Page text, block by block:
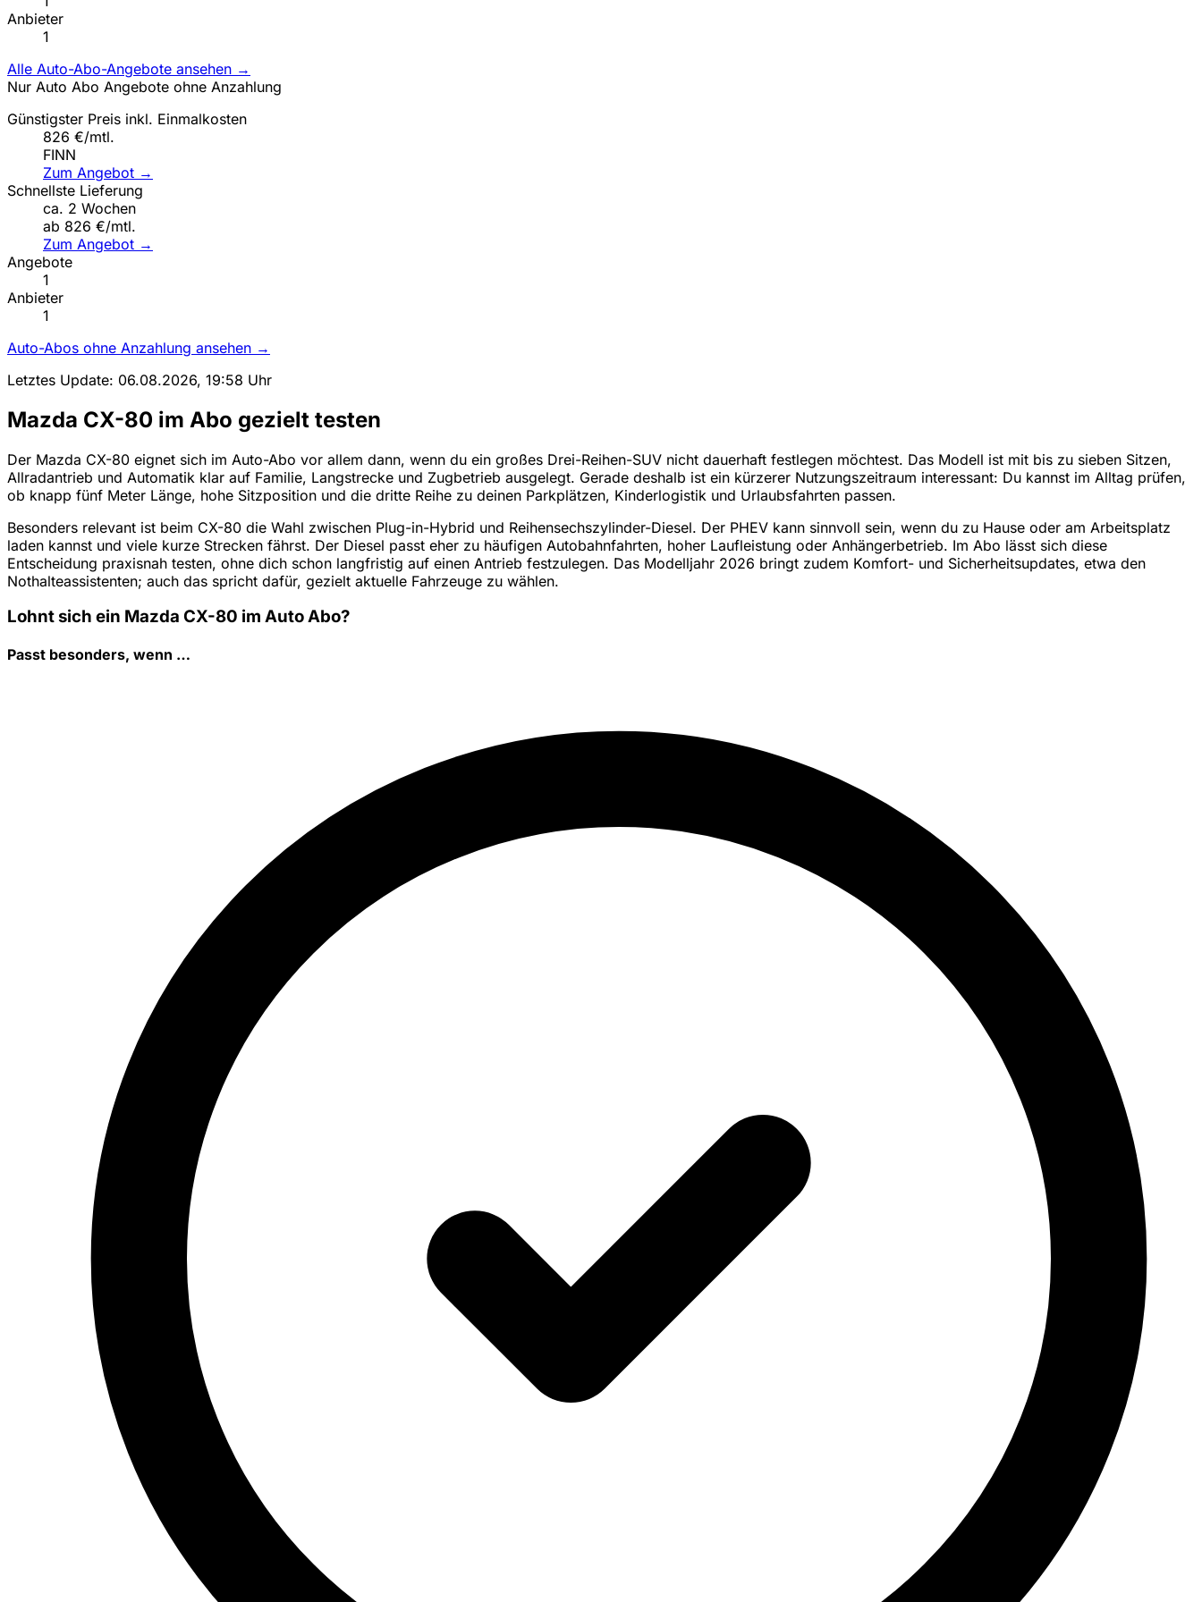
Anbieter
1
Alle Auto-Abo-Angebote ansehen →
Nur Auto Abo Angebote ohne Anzahlung
Günstigster Preis inkl. Einmalkosten
826 €/mtl.
FINN
Zum Angebot →
Schnellste Lieferung
ca. 2 Wochen
ab 826 €/mtl.
Zum Angebot →
Angebote
1
Anbieter
1
Auto-Abos ohne Anzahlung ansehen →
Letztes Update: 06.08.2026, 19:58 Uhr
Mazda CX-80 im Abo gezielt testen
Der Mazda CX-80 eignet sich im Auto-Abo vor allem dann, wenn du ein großes Drei-Reihen-SUV nicht dauerhaft festlegen möchtest. Das Modell ist mit bis zu sieben Sitzen,
Allradantrieb und Automatik klar auf Familie, Langstrecke und Zugbetrieb ausgelegt. Gerade deshalb ist ein kürzerer Nutzungszeitraum interessant: Du kannst im Alltag prüfen,
ob knapp fünf Meter Länge, hohe Sitzposition und die dritte Reihe zu deinen Parkplätzen, Kinderlogistik und Urlaubsfahrten passen.
Besonders relevant ist beim CX-80 die Wahl zwischen Plug-in-Hybrid und Reihensechszylinder-Diesel. Der PHEV kann sinnvoll sein, wenn du zu Hause oder am Arbeitsplatz
laden kannst und viele kurze Strecken fährst. Der Diesel passt eher zu häufigen Autobahnfahrten, hoher Laufleistung oder Anhängerbetrieb. Im Abo lässt sich diese
Entscheidung praxisnah testen, ohne dich schon langfristig auf einen Antrieb festzulegen. Das Modelljahr 2026 bringt zudem Komfort- und Sicherheitsupdates, etwa den
Nothalteassistenten; auch das spricht dafür, gezielt aktuelle Fahrzeuge zu wählen.
Lohnt sich ein Mazda CX-80 im Auto Abo?
Passt besonders, wenn …